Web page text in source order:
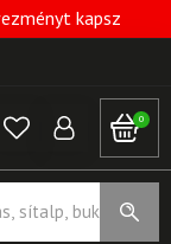
kapsz
0